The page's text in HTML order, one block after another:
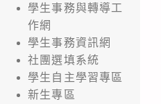
學生事務與轉導工
作網
學生事務資訊網
社團選填系統
學生自主學習專區
新生專區